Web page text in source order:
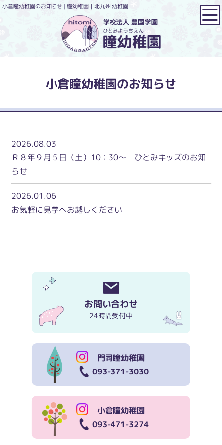
小倉瞳幼稚園のお知らせ | 瞳幼稚園｜北九州 幼稚園
小倉瞳幼稚園のお知らせ
2026.08.03
Ｒ８年９月５日（土）10：30～ ひとみキッズのお知
らせ
2026.01.06
お気軽に見学へお越しください
お問い合わせ
24時間受付中
門司瞳幼稚園
093-371-3030
小倉瞳幼稚園
093-471-3274